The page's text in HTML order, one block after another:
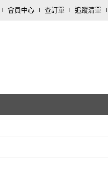
會員中心 查訂單 追蹤清單